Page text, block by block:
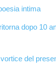
intima
dopo 10
del